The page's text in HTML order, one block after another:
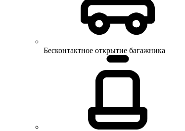
Бесконтактное открытие багажника